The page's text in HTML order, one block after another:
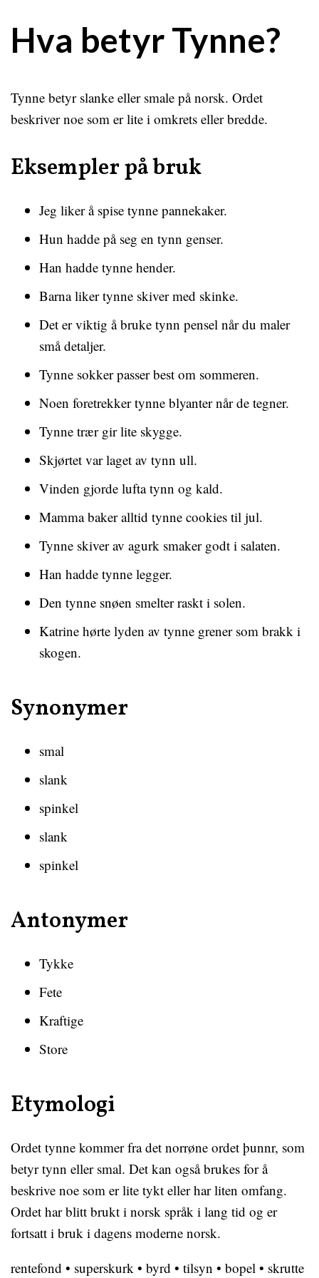
Hva betyr Tynne?
Tynne betyr slanke eller smale på norsk. Ordet
beskriver noe som er lite i omkrets eller bredde.
Eksempler på bruk
Jeg liker å spise tynne pannekaker.
Hun hadde på seg en tynn genser.
Han hadde tynne hender.
Barna liker tynne skiver med skinke.
Det er viktig å bruke tynn pensel når du maler
små detaljer.
Tynne sokker passer best om sommeren.
Noen foretrekker tynne blyanter når de tegner.
Tynne trær gir lite skygge.
Skjørtet var laget av tynn ull.
Vinden gjorde lufta tynn og kald.
Mamma baker alltid tynne cookies til jul.
Tynne skiver av agurk smaker godt i salaten.
Han hadde tynne legger.
Den tynne snøen smelter raskt i solen.
Katrine hørte lyden av tynne grener som brakk i
skogen.
Synonymer
smal
slank
spinkel
slank
spinkel
Antonymer
Tykke
Fete
Kraftige
Store
Etymologi
Ordet tynne kommer fra det norrøne ordet þunnr, som
betyr tynn eller smal. Det kan også brukes for å
beskrive noe som er lite tykt eller har liten omfang.
Ordet har blitt brukt i norsk språk i lang tid og er
fortsatt i bruk i dagens moderne norsk.
rentefond • superskurk • byrd • tilsyn • bopel • skrutte